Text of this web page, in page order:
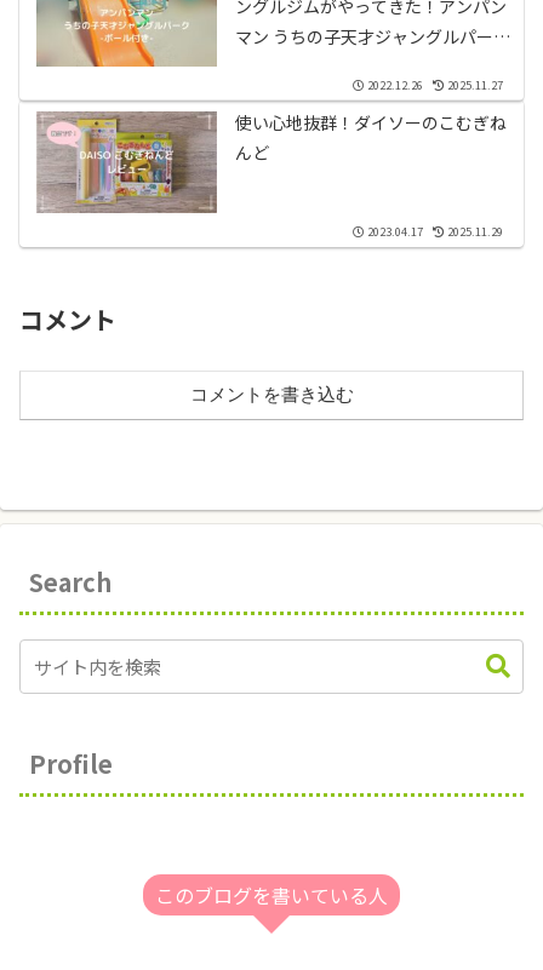
ングルジムがやってきた！アンパン
マン うちの子天才ジャングルパーク
2022.12.26 2025.11.27
使い心地抜群！ダイソーのこむぎね
んど
2023.04.17 2025.11.29
コメント
コメントを書き込む
Search
Profile
このブログを書いている人